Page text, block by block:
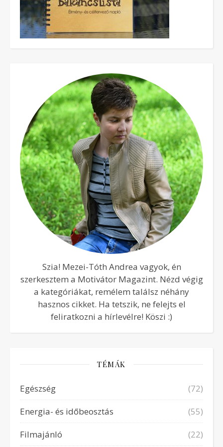
Szia! Mezei-Tóth Andrea vagyok, én
szerkesztem a Motivátor Magazint. Nézd végig
a kategóriákat, remélem találsz néhány
hasznos cikket. Ha tetszik, ne felejts el
feliratkozni a hírlevélre! Köszi :)
TÉMÁK
Egészség
(72)
Energia- és időbeosztás
(55)
Filmajánló
(22)